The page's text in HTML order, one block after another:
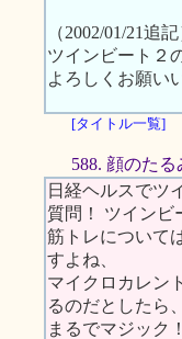
（2002/01/21追記
ツインビート２
よろしくお願い
[タイトル一覧]
588. 顔のたる
日経ヘルスでツ
質問！ ツインビ
筋トレについて
すよね、
マイクロカレン
るのだとしたら、
まるでマジック